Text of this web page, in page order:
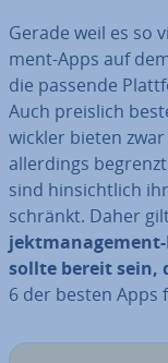
Gerade weil es so
ment-Apps auf
die passende
Auch preislich
wick­ler bieten
al­ler­dings
sind hin­sicht­lich
schränkt. Daher
sollte bereit sein,
6 der besten Apps